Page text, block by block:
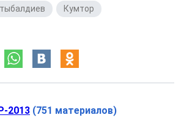
Кумтор
2013 (751 материалов)